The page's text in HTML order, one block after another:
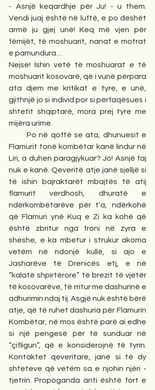
- Asnjë keqardhje për Ju! - u them.
Vendi juaj është në luftë, e po deshët
armë ju gjej unë! Keq më vjen për
fëmijët, të moshuarit, nanat e motrat
e pamundura…
Nejse! Ishin vetë të moshuarat e të
moshuarit kosovarë, që i vunë përpara
ata djem me kritikat e tyre, e unë,
gjithnjë jo si individ por si përfaqësues i
shtetit shqiptarë, mora prej tyre me
mijëra urime.
Po në qoftë se ata, dhunuesit e
Flamurit tonë kombëtar kanë lindur në
Liri, a duhen paragjykuar? Jo! Asnjë faj
nuk e kanë. Qeveritë atje janë sjelljë si
të ishin bajraktarët mbajtës të atij
flamurit verdhosh, dhuratë e
ndërkombëtarëve për t’a, ndërkohë
që Flamuri ynë Kuq e Zi ka kohë që
është zbritur nga froni në zyra e
sheshe, e ka mbetur i strukur akoma
vetëm në ndonjë kullë, si ajo e
Jasharëve të Drenicës etj, e në
“kalatë shpirtërore” të brezit të vjetër
të kosovarëve, të rritur me dashurinë e
adhurimin ndaj tij. Asgjë nuk është bërë
atje, që të ruhet dashuria për Flamurin
Kombëtar, në mos është parë ai edhe
si një pengesë për të sunduar në
“çifligun”, që e konsiderojnë të tyrin.
Kontaktet qeveritare, janë si të dy
shteteve që vetëm sa e njohin njëri -
tjetrin. Propoganda anti është fort e